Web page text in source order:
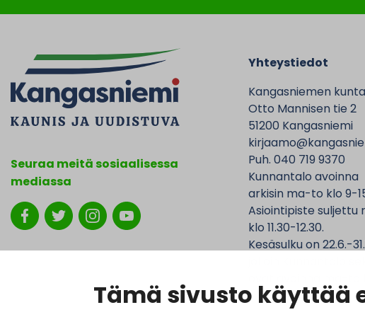
Tämä sivusto käyttää
Seuraa meitä sosiaalisessa
mediassa
Yhteystiedot
Kangasniemen kunta
Otto Mannisen tie 2
51200 Kangasniemi
Puh. 040 719 9370
Kunnantalo avoinna
arkisin ma-to klo 9-
Asiointipiste suljettu
klo 11.30-12.30.
Kesäsulku on 22.6.-